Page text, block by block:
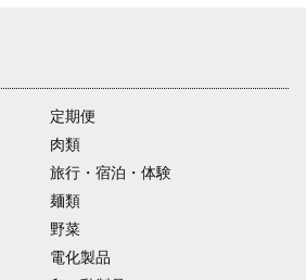
定期便
肉類
旅行・宿泊・体験
麺類
野菜
電化製品